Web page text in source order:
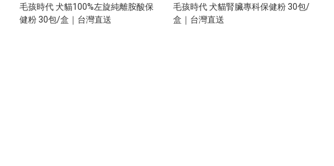
毛孩時代 犬貓100%左旋純離胺酸保
健粉 30包/盒｜台灣直送
毛孩時代 犬貓腎臟專科保健粉 30包/
盒｜台灣直送